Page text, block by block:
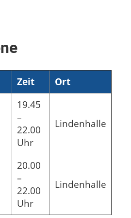
Zeit
Ort
19.45
–
22.00
Uhr
Lindenhalle
20.00
–
22.00
Uhr
Lindenhalle